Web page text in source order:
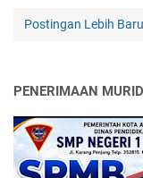
Postingan Lebih Baru
PENERIMAAN